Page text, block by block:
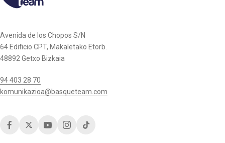
Avenida de los Chopos S/N
64 Edificio CPT, Makaletako Etorb.
48892 Getxo Bizkaia
94 403 28 70
komunikazioa@basqueteam.com